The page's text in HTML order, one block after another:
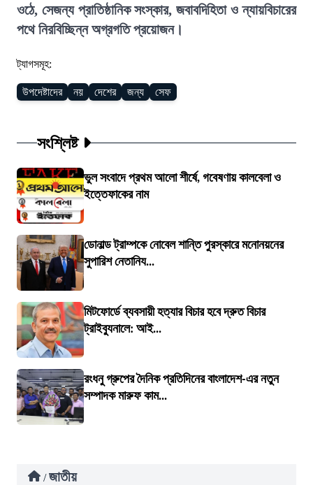
ওঠে, সেজন্য প্রাতিষ্ঠানিক সংস্কার, জবাবদিহিতা ও ন্যায়বিচারের
পথে নিরবিচ্ছিন্ন অগ্রগতি প্রয়োজন।
ট্যাগসমূহ:
উপদেষ্টাদের নয় দেশের জন্য সেফ
সংশ্লিষ্ট
ভুল সংবাদে প্রথম আলো শীর্ষে, গবেষণায় কালবেলা ও
ইত্তেফাকের নাম
ডোনাল্ড ট্রাম্পকে নোবেল শান্তি পুরস্কারে মনোনয়নের
সুপারিশ নেতানিয...
মিটফোর্ডে ব্যবসায়ী হত্যার বিচার হবে দ্রুত বিচার
ট্রাইব্যুনালে: আই...
রংধনু গ্রুপের দৈনিক প্রতিদিনের বাংলাদেশ-এর নতুন
সম্পাদক মারুফ কাম...
/ জাতীয়